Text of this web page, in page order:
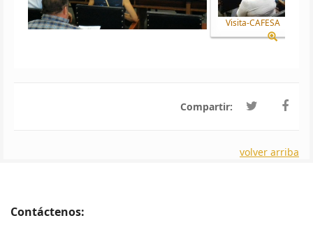
Visita-CAFESA
Compartir:
volver arriba
Contáctenos: